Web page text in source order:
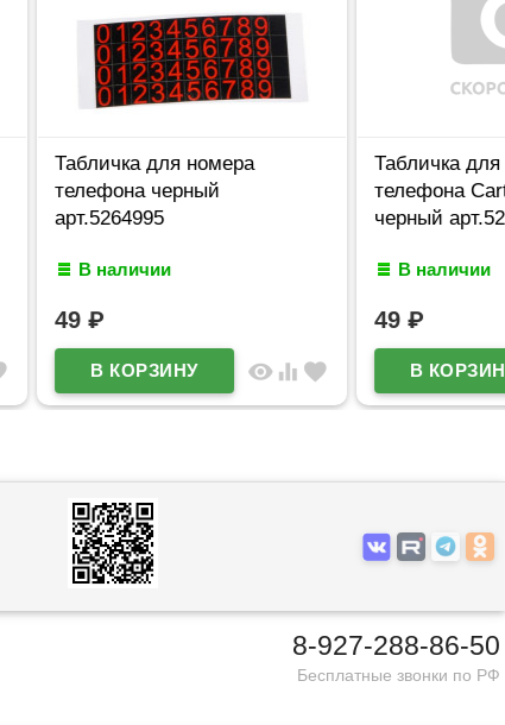
номера
visibilityequalizerfavorite
Табличка для номера
телефона Cartage книжка
черный арт.5265001
visibilityequalizerfavorite
8-927-288-86-50
Бесплатные звонки по РФ